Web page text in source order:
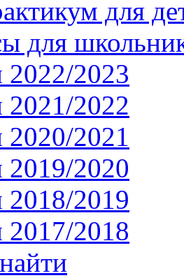
для
для
2022/2023
2021/2022
2020/2021
2019/2020
2018/2019
2017/2018